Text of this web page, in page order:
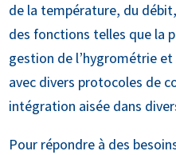
de la température, du
des fonctions telles que la
gestion de l’hygrométrie et
avec divers protocoles de
intégration aisée dans
Pour répondre à des